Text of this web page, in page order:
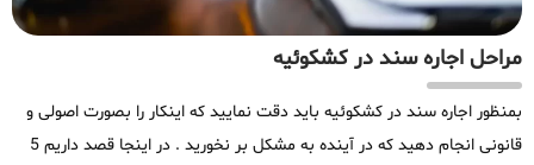
مراحل اجاره سند در کشکوئیه
بمنظور اجاره سند در کشکوئیه باید دقت نمایید که اینکار را بصورت اصولی و
قانونی انجام دهید که در آینده به مشکل بر نخورید . در اینجا قصد داریم 5